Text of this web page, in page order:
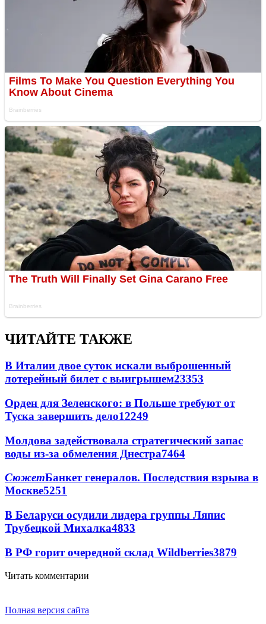
ЧИТАЙТЕ ТАКЖЕ
В Италии двое суток искали выброшенный
лотерейный билет с выигрышем23353
Орден для Зеленского: в Польше требуют от
Туска завершить дело12249
Молдова задействовала стратегический запас
воды из-за обмеления Днестра7464
СюжетБанкет генералов. Последствия взрыва в
Москве5251
В Беларуси осудили лидера группы Ляпис
Трубецкой Михалка4833
В РФ горит очередной склад Wildberries3879
Читать комментарии
Полная версия сайта